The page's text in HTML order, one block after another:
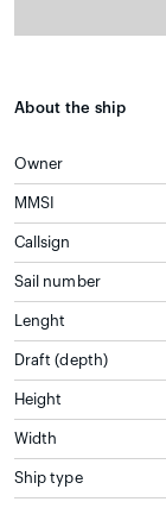
About the ship
Owner
MMSI
Callsign
Sail number
Lenght
Draft (depth)
Height
Width
Ship type